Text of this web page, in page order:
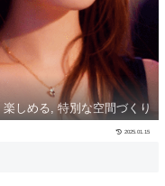
しめる, 特別な空間づくり
2025.01.15